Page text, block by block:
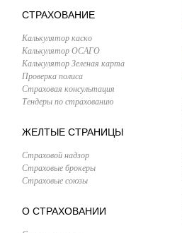
СТРАХОВАНИЕ
Калькулятор каско
Калькулятор ОСАГО
Калькулятор Зеленая карта
Проверка полиса
Страховая консультация
Тендеры по страхованию
ЖЕЛТЫЕ СТРАНИЦЫ
Страховой надзор
Страховые брокеры
Страховые союзы
О СТРАХОВАНИИ